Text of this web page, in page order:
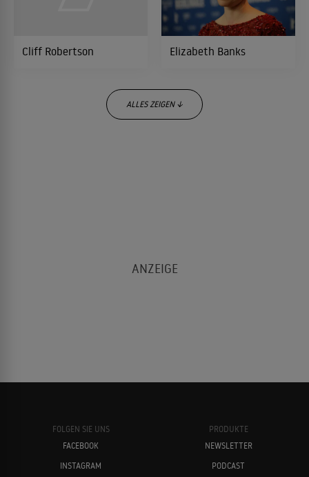
Cliff Robertson Elizabeth Banks
ALLES ZEIGEN ↓
FOLGEN SIE UNS
FACEBOOK
INSTAGRAM
PRODUKTE
NEWSLETTER
PODCAST